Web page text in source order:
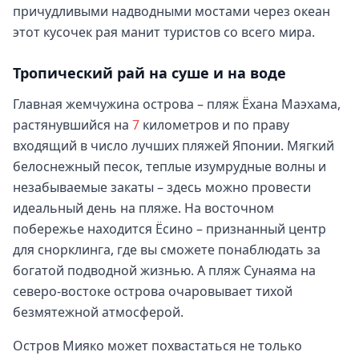
причудливыми надводными мостами через океан
этот кусочек рая манит туристов со всего мира.
Тропический рай на суше и на воде
Главная жемчужина острова – пляж Ёхана Маэхама,
растянувшийся на 7 километров и по праву
входящий в число лучших пляжей Японии. Мягкий
белоснежный песок, теплые изумрудные волны и
незабываемые закаты – здесь можно провести
идеальный день на пляже. На восточном
побережье находится Ёсино – признанный центр
для снорклинга, где вы сможете понаблюдать за
богатой подводной жизнью. А пляж Сунаяма на
северо-востоке острова очаровывает тихой
безмятежной атмосферой.
Остров Мияко может похвастаться не только